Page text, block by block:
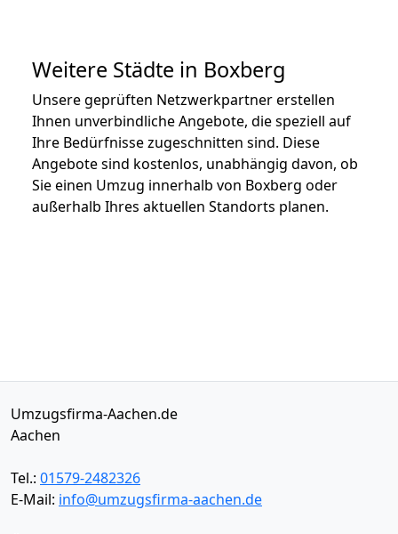
Weitere Städte in Boxberg
Unsere geprüften Netzwerkpartner erstellen
Ihnen unverbindliche Angebote, die speziell auf
Ihre Bedürfnisse zugeschnitten sind. Diese
Angebote sind kostenlos, unabhängig davon, ob
Sie einen Umzug innerhalb von Boxberg oder
außerhalb Ihres aktuellen Standorts planen.
Umzugsfirma-Aachen.de
Aachen
Tel.: 01579-2482326
E-Mail: info@umzugsfirma-aachen.de